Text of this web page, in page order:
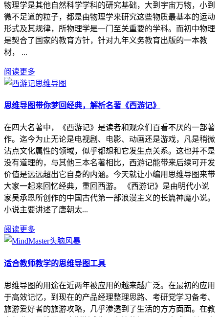
物理学是其他自然科学学科的研究基础，大到宇宙万物，小到
微不足道的粒子，都是由物理学来研究这些物质最基本的运动
形式及其规律，所物理学是一门至关重要的学科。而初中物理
是契合了国家的教育方针，针对九年义务教育出版的一本教
材， ...
阅读更多
思维导图带你梦回经典，解析名著《西游记》
在四大名著中，《西游记》是读者和观众们百看不厌的一部著
作。迄今为止无论是电视剧、电影、动画还是游戏，凡是稍微
沾点文化属性的领域，似乎都想和它发生点关系。这也并不是
没有道理的，与其他三本名著相比，西游记能带来后续可开发
价值是远远超出它自身的内涵。今天就让小编用思维导图来带
大家一起来回忆经典，重回西游。 《西游记》是由明代小说
家吴承恩所创作的中国古代第一部浪漫主义的长篇神魔小说。
小说主要讲述了唐朝太...
阅读更多
适合教师教学的思维导图工具
思维导图的用途在近两年被应用的越来越广泛。在最初的应用
于高效记忆，到现在的产品经理整理思路、考研党学习备考、
旅游爱好者的旅游攻略，几乎渗透到了生活的方方面面。在教